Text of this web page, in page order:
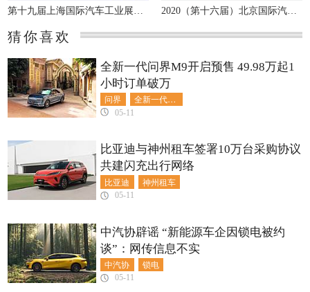
2020（第十六届）北京国际汽车展览会
猜你喜欢
问界 全新一代问界M9
全新一代问界M9开启预售 49.98万起1
小时订单破万
05-11
比亚迪 神州租车
比亚迪与神州租车签署10万台采购协议
共建闪充出行网络
05-11
中汽协 锁电
中汽协辟谣 “新能源车企因锁电被约
谈”：网传信息不实
05-11